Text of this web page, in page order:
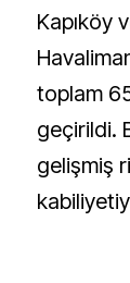
Kapıköy
toplam
geçirildi.
gelişmiş